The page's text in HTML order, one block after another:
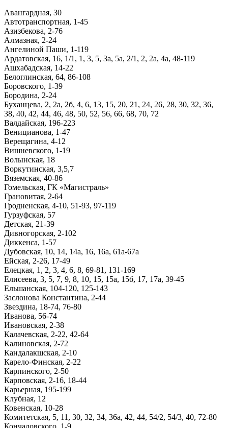
Авангардная, 30
Автотранспортная, 1-45
Азизбекова, 2-76
Алмазная, 2-24
Ангелиной Паши, 1-119
Ардатовская, 16, 1/1, 1, 3, 5, 3а, 5а, 2/1, 2, 2а, 4а, 48-119
Ашхабадская, 14-22
Белоглинская, 64, 86-108
Боровского, 1-39
Бородина, 2-24
Буханцева, 2, 2а, 2б, 4, 6, 13, 15, 20, 21, 24, 26, 28, 30, 32, 36,
38, 40, 42, 44, 46, 48, 50, 52, 56, 66, 68, 70, 72
Валдайская, 196-223
Веницианова, 1-47
Верещагина, 4-12
Вишневского, 1-19
Волынская, 18
Воркутинская, 3,5,7
Вяземская, 40-86
Гомельская, ГК «Магистраль»
Грановитая, 2-64
Гродненская, 4-10, 51-93, 97-119
Гурзуфская, 57
Детская, 21-39
Дивногорская, 2-102
Диккенса, 1-57
Дубовская, 10, 14, 14а, 16, 16а, 61а-67а
Ейская, 2-26, 17-49
Елецкая, 1, 2, 3, 4, 6, 8, 69-81, 131-169
Елисеева, 3, 5, 7, 9, 8, 10, 15, 15а, 15б, 17, 17а, 39-45
Ельшанская, 104-120, 125-143
Заслонова Константина, 2-44
Звездина, 18-74, 76-80
Иванова, 56-74
Ивановская, 2-38
Калачевская, 2-22, 42-64
Калиновская, 2-72
Кандалакшская, 2-10
Карело-Финская, 2-22
Карпинского, 2-50
Карповская, 2-16, 18-44
Карьерная, 195-199
Клубная, 12
Ковенская, 10-28
Комитетская, 5, 11, 30, 32, 34, 36а, 42, 44, 54/2, 54/3, 40, 72-80
Кончаловского, 1-9